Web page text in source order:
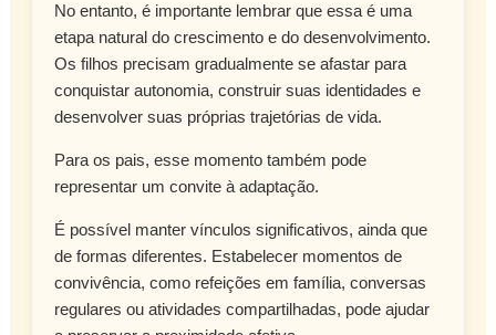
No entanto, é importante lembrar que essa é uma
etapa natural do crescimento e do desenvolvimento.
Os filhos precisam gradualmente se afastar para
conquistar autonomia, construir suas identidades e
desenvolver suas próprias trajetórias de vida.
Para os pais, esse momento também pode
representar um convite à adaptação.
É possível manter vínculos significativos, ainda que
de formas diferentes. Estabelecer momentos de
convivência, como refeições em família, conversas
regulares ou atividades compartilhadas, pode ajudar